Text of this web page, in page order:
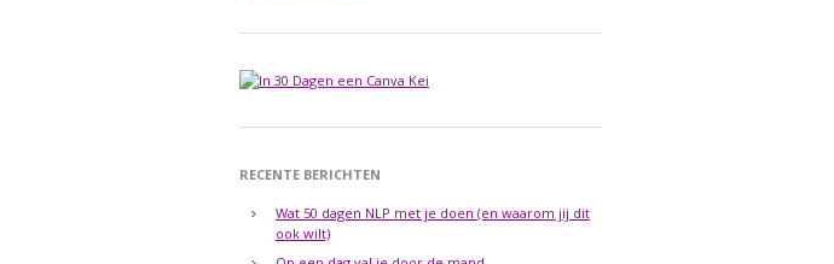
RECENTE BERICHTEN
Wat 50 dagen NLP met je doen (en waarom jij dit
ook wilt)